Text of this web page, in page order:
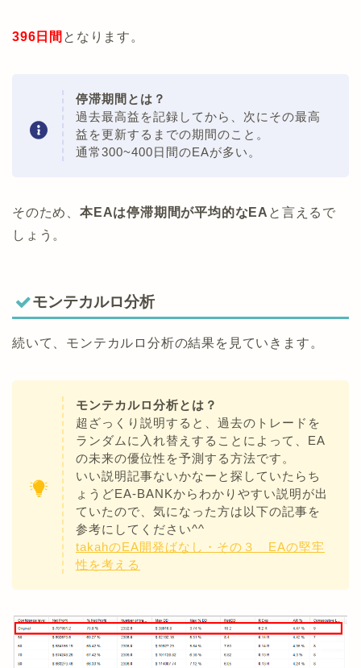
396日間 となります。
停滞期間とは？
過去最高益を記録してから、次にその最高
益を更新するまでの期間のこと。
通常300~400日間のEAが多い。
そのため、 本EAは停滞期間が平均的なEA と言えるで
しょう。
モンテカルロ分析
続いて、モンテカルロ分析の結果を見ていきます。
モンテカルロ分析とは？
超ざっくり説明すると、過去のトレードを
ランダムに入れ替えすることによって、EA
の未来の優位性を予測する方法です。
いい説明記事ないかなーと探していたらち
ょうどEA-BANKからわかりやすい説明が出
ていたので、気になった方は以下の記事を
参考にしてください^^
takahのEA開発ばなし・その３ EAの堅牢
性を考える